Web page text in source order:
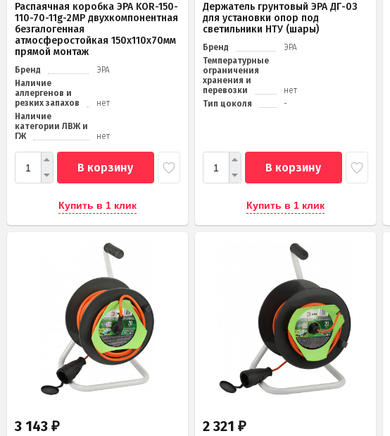
Распаячная коробка ЭРА KOR-150-
110-70-11g-2MP двухкомпонентная
безгалогенная
атмосферостойкая 150х110х70мм
прямой монтаж
Бренд
ЭРА
Наличие
аллергенов и
резких запахов
нет
Наличие
категории ЛВЖ и
ГЖ
нет
В корзину
Купить в 1 клик
Держатель грунтовый ЭРА ДГ-03
для установки опор под
светильники НТУ (шары)
Бренд
ЭРА
Температурные
ограничения
хранения и
перевозки
нет
Тип цоколя
-
В корзину
Купить в 1 клик
3 143 ₽
2 321 ₽